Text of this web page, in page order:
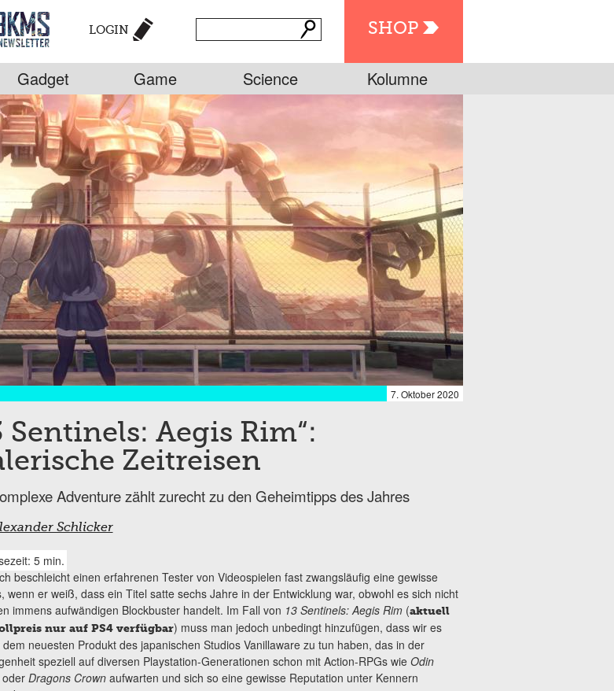
SHOP
LOGIN
Gadget Game Science Kolumne
7. Oktober 2020
Sentinels: Aegis Rim“:
Zeitreisen
Adventure zählt zurecht zu den Geheimtipps des Jahres
Schlicker
5 min.
beschleicht einen erfahrenen Tester von Videospielen fast zwangsläufig eine gewisse
wenn er weiß, dass ein Titel satte sechs Jahre in der Entwicklung war, obwohl es sich nicht
immens aufwändigen Blockbuster handelt. Im Fall von 13 Sentinels: Aegis Rim(aktuell
nur auf PS4 verfügbar) muss man jedoch unbedingt hinzufügen, dass wir es
dem neuesten Produkt des japanischen Studios Vanillaware zu tun haben, das in der
speziell auf diversen Playstation-Generationen schon mit Action-RPGs wieOdin
Dragons Crownaufwarten und sich so eine gewisse Reputation unter Kennern